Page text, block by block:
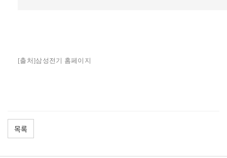
[출처]삼성전기 홈페이지
목록